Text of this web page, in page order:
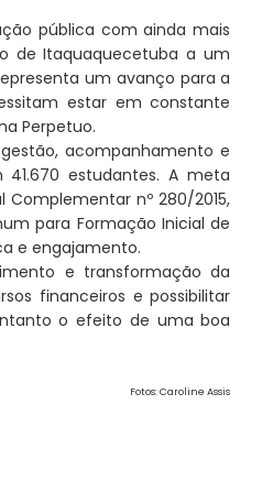
pública com ainda mais
de Itaquaquecetuba a um
um avanço para a
estar em constante
Perpetuo.
acompanhamento e
estudantes. A meta
nº 280/2015,
para Formação Inicial de
e engajamento.
e transformação da
financeiros e possibilitar
o efeito de uma boa
Fotos: Caroline Assis